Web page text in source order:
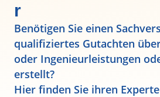
r
Benötigen Sie einen
qualifiziertes Gutachten
oder Ingenieurleistungen
erstellt?
Hier finden Sie ihren